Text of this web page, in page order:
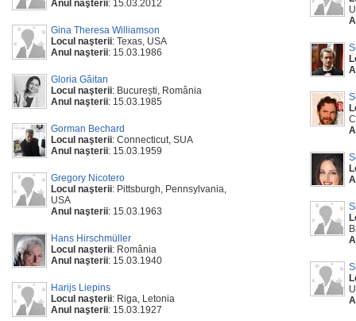
Anul naşterii: 15.03.2012
Gina Theresa Williamson
Locul naşterii: Texas, USA
Anul naşterii: 15.03.1986
Gloria Găitan
Locul naşterii: București, România
Anul naşterii: 15.03.1985
Gorman Bechard
Locul naşterii: Connecticut, SUA
Anul naşterii: 15.03.1959
Gregory Nicotero
Locul naşterii: Pittsburgh, Pennsylvania,
USA
Anul naşterii: 15.03.1963
Hans Hirschmüller
Locul naşterii: România
Anul naşterii: 15.03.1940
Harijs Liepins
Locul naşterii: Riga, Letonia
Anul naşterii: 15.03.1927